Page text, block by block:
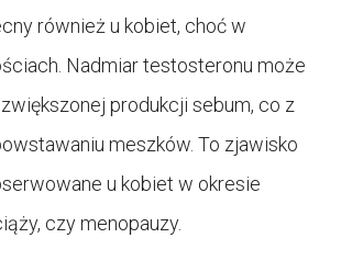
również u kobiet, choć w
Nadmiar testosteronu może
produkcji sebum, co z
meszków. To zjawisko
u kobiet w okresie
czy menopauzy.